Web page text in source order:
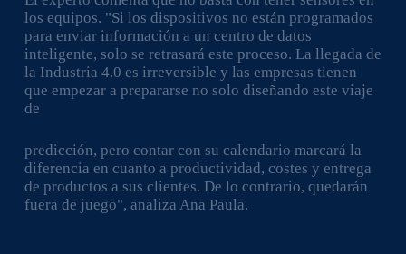
los equipos. "Si los dispositivos no están programados
para enviar información a un centro de datos
inteligente, solo se retrasará este proceso. La llegada de
la Industria 4.0 es irreversible y las empresas tienen
que empezar a prepararse no solo diseñando este viaje
de
predicción, pero contar con su calendario marcará la
diferencia en cuanto a productividad, costes y entrega
de productos a sus clientes. De lo contrario, quedarán
fuera de juego", analiza Ana Paula.